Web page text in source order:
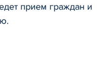
прием граждан и